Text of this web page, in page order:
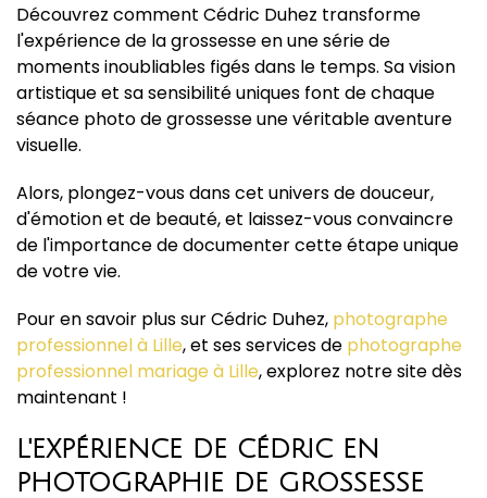
Découvrez comment Cédric Duhez transforme
l'expérience de la grossesse en une série de
moments inoubliables figés dans le temps. Sa vision
artistique et sa sensibilité uniques font de chaque
séance photo de grossesse une véritable aventure
visuelle.
Alors, plongez-vous dans cet univers de douceur,
d'émotion et de beauté, et laissez-vous convaincre
de l'importance de documenter cette étape unique
de votre vie.
Pour en savoir plus sur Cédric Duhez, photographe
professionnel à Lille, et ses services de photographe
professionnel mariage à Lille, explorez notre site dès
maintenant !
L'EXPÉRIENCE DE CÉDRIC EN
PHOTOGRAPHIE DE GROSSESSE